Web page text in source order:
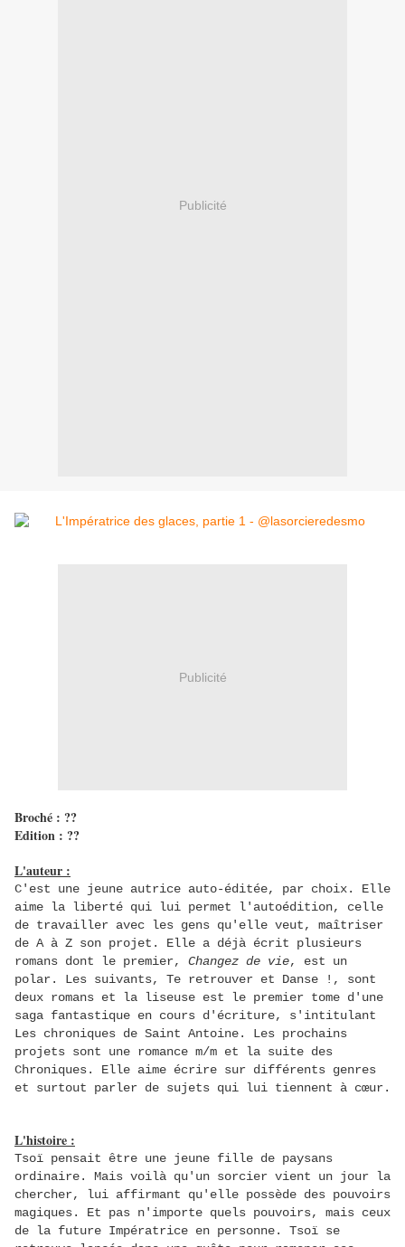
Publicité
Publicité
Broché : ??
Edition : ??
L'auteur :
C'est une jeune autrice auto-éditée, par choix. Elle
aime la liberté qui lui permet l'autoédition, celle
de travailler avec les gens qu'elle veut, maîtriser
de A à Z son projet. Elle a déjà écrit plusieurs
romans dont le premier, Changez de vie, est un
polar. Les suivants, Te retrouver et Danse !, sont
deux romans et la liseuse est le premier tome d'une
saga fantastique en cours d'écriture, s'intitulant
Les chroniques de Saint Antoine. Les prochains
projets sont une romance m/m et la suite des
Chroniques. Elle aime écrire sur différents genres
et surtout parler de sujets qui lui tiennent à cœur.
L'histoire :
Tsoï pensait être une jeune fille de paysans
ordinaire. Mais voilà qu'un sorcier vient un jour la
chercher, lui affirmant qu'elle possède des pouvoirs
magiques. Et pas n'importe quels pouvoirs, mais ceux
de la future Impératrice en personne. Tsoï se